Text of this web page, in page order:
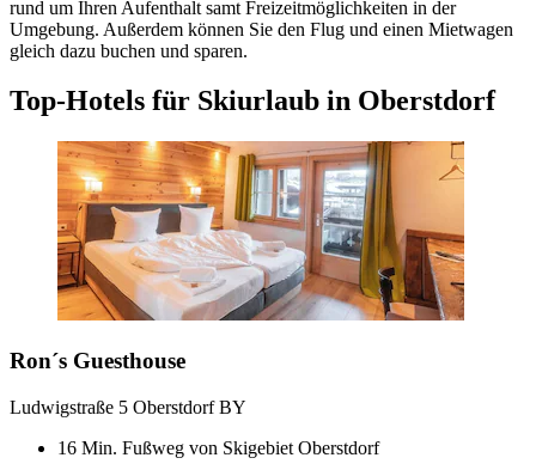
rund um Ihren Aufenthalt samt Freizeitmöglichkeiten in der
Umgebung. Außerdem können Sie den Flug und einen Mietwagen
gleich dazu buchen und sparen.
Top-Hotels für Skiurlaub in Oberstdorf
Ron´s Guesthouse
Ludwigstraße 5 Oberstdorf BY
16 Min. Fußweg von Skigebiet Oberstdorf